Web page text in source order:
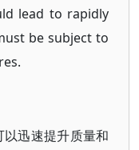
lead to rapidly
be subject to
迅速提升质量和